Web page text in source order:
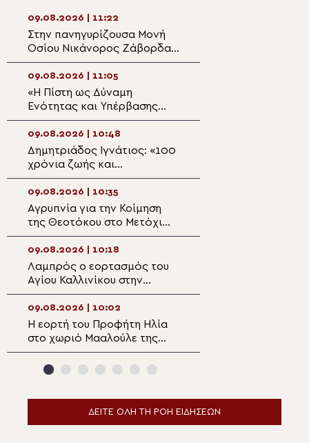
09.08.2026 | 11:22
Στην πανηγυρίζουσα Μονή
Οσίου Νικάνορος Ζάβορδας
το Σωματείο Ιεροψαλτών
Τρικάλων
09.08.2026 | 11:05
«Η Πίστη ως Δύναμη
Ενότητας και Υπέρβασης
των Παγκόσμιων Κρίσεων»
-Του Μητροπολίτη
Ζιμπάμπουε
09.08.2026 | 10:48
Δημητριάδος Ιγνάτιος: «100
χρόνια ζωής και
προσφοράς του Ιερού Ναού
Κοιμήσεως της Θεοτόκου
Πτελεού»
09.08.2026 | 10:35
Αγρυπνία για την Κοίμηση
της Θεοτόκου στο Μετόχι
της Σίμωνος Πέτρας στο
Βύρωνα
09.08.2026 | 10:18
Λαμπρός ο εορτασμός του
Αγίου Καλλινίκου στην
Έδεσσα
09.08.2026 | 10:02
Η εορτή του Προφήτη Ηλία
στο χωριό Μααλούλε της
Ναζαρέτ
ΔΕΙΤΕ ΟΛΗ ΤΗ ΡΟΗ ΕΙΔΗΣΕΩΝ